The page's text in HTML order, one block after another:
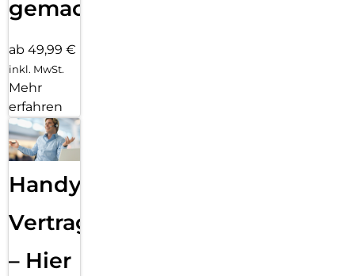
gemacht!
ab 49,99 €
inkl. MwSt.
Mehr
erfahren
Handy
Vertragsabwicklung
– Hier